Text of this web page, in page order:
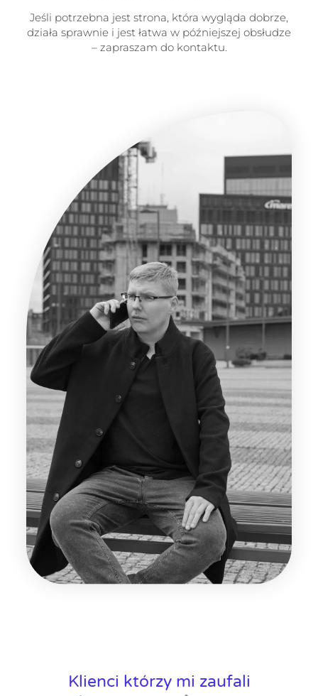
Jeśli potrzebna jest strona, która wygląda dobrze,
działa sprawnie i jest łatwa w późniejszej obsłudze
– zapraszam do kontaktu.
Klienci którzy mi zaufali